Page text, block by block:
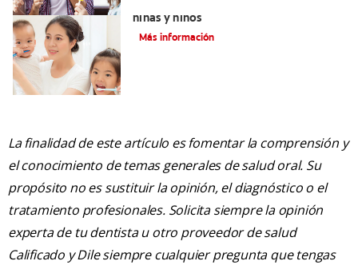
niñas y niños
Más información
La finalidad de este artículo es fomentar la comprensión y
el conocimiento de temas generales de salud oral. Su
propósito no es sustituir la opinión, el diagnóstico o el
tratamiento profesionales. Solicita siempre la opinión
experta de tu dentista u otro proveedor de salud
Calificado y Dile siempre cualquier pregunta que tengas